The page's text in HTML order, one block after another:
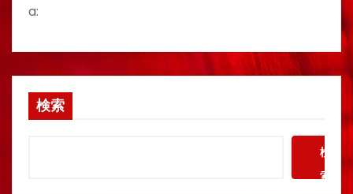
a:
検索
検
索